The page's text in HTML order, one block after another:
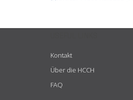
Kontakt
Über die HCCH
FAQ